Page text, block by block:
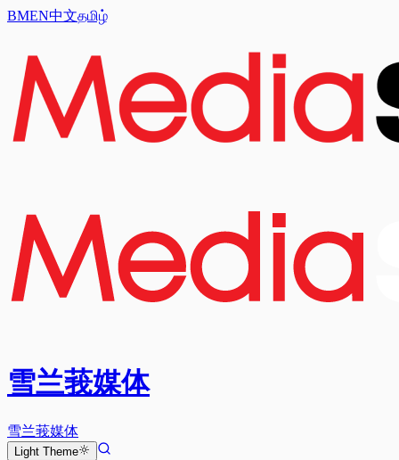
BMEN中文தமிழ்
雪兰莪媒体
雪兰莪媒体
Light Theme